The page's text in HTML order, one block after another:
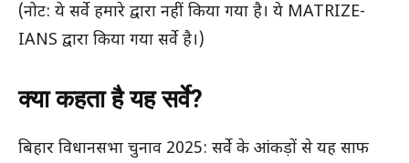
(नोट: ये सर्वे हमारे द्वारा नहीं किया गया है। ये MATRIZE-
IANS द्वारा किया गया सर्वे है।)
क्या कहता है यह सर्वे?
बिहार विधानसभा चुनाव 2025: सर्वे के आंकड़ों से यह साफ